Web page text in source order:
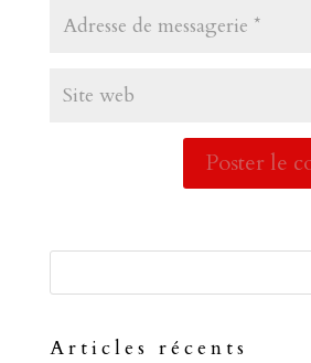
Articles récents